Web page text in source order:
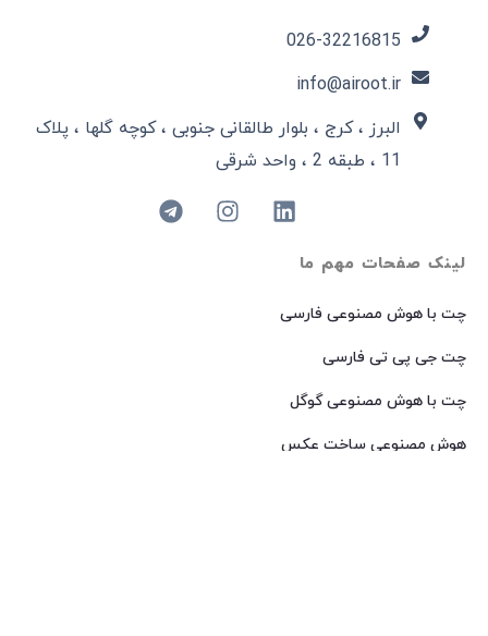
لینک صفحات مهم ما
چت با هوش مصنوعی فارسی
چت جی پی تی فارسی
چت با هوش مصنوعی گوگل
هوش مصنوعی ساخت عکس
026-32216815​
info@airoot.ir
البرز ، کرج ، بلوار طالقانی جنوبی ، کوچه گلها ، پلاک
11 ، طبقه 2 ، واحد شرقی